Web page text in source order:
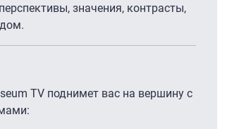
значения, контрасты,
TV поднимет вас на вершину с